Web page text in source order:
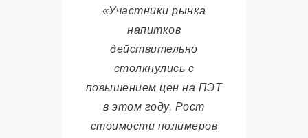
«Участники рынка
напитков
действительно
столкнулись с
повышением цен на ПЭТ
в этом году. Рост
стоимости полимеров